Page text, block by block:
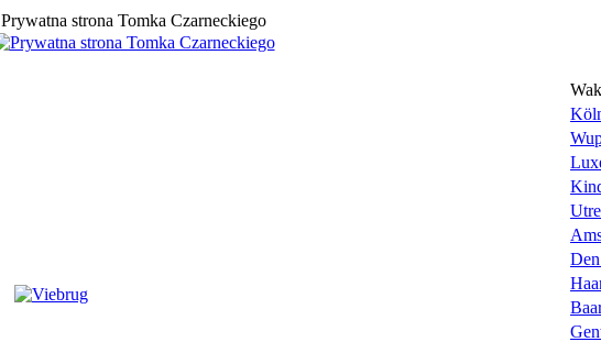
Prywatna strona Tomka Czarneckiego